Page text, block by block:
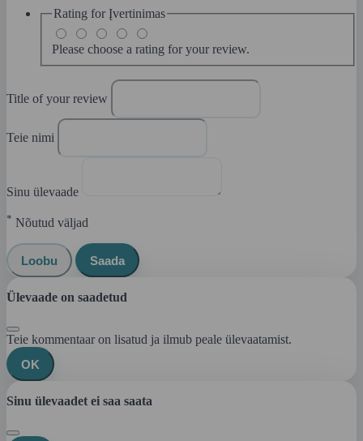
Rating for Įvertinimas
Please choose a rating for your review.
Title of your review
Teie nimi
Sinu ülevaade
* Nõutud väljad
Loobu Saada
Ülevaade on saadetud
Teie kommentaar on lisatud ja ilmub peale ülevaatamist.
OK
Sinu ülevaadet ei saa saata